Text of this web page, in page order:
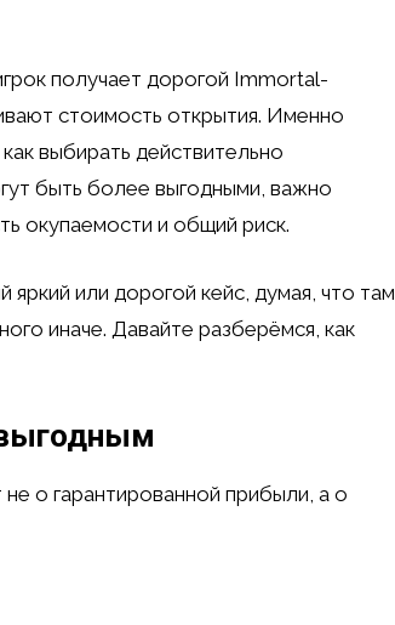
получает дорогой Immortal-
стоимость открытия. Именно
выбирать действительно
быть более выгодными, важно
окупаемости и общий риск.
или дорогой кейс, думая, что там
иначе. Давайте разберёмся, как
о гарантированной прибыли, а о